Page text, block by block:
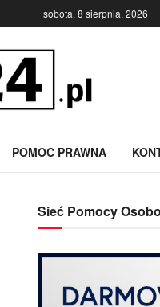
sobota, 8 sierpnia, 2026
POMOC PRAWNA
Sieć Pomocy